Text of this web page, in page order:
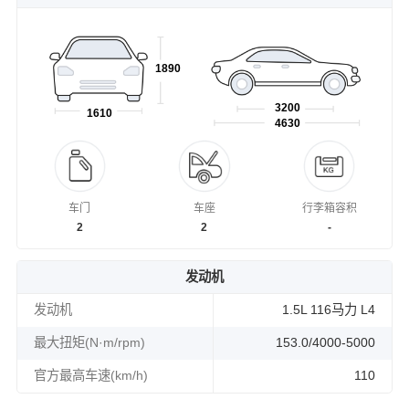
1610
1890
4630
3200
车门
2
车座
2
行李箱容积
-
发动机
发动机 1.5L 116马力 L4
最大扭矩(N·m/rpm) 153.0/4000-5000
官方最高车速(km/h) 110